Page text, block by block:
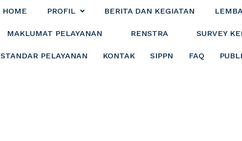
HOME PROFIL BERITA DAN KEGIATAN
MAKLUMAT PELAYANAN RENSTRA SURVEY
STANDAR PELAYANAN KONTAK SIPPN FAQ